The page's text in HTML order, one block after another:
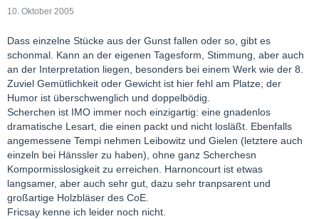
10. Oktober 2005
Dass einzelne Stücke aus der Gunst fallen oder so, gibt es
schonmal. Kann an der eigenen Tagesform, Stimmung, aber auch
an der Interpretation liegen, besonders bei einem Werk wie der 8.
Zuviel Gemütlichkeit oder Gewicht ist hier fehl am Platze; der
Humor ist überschwenglich und doppelbödig.
Scherchen ist IMO immer noch einzigartig: eine gnadenlos
dramatische Lesart, die einen packt und nicht losläßt. Ebenfalls
angemessene Tempi nehmen Leibowitz und Gielen (letztere auch
einzeln bei Hänssler zu haben), ohne ganz Scherchesn
Kompormisslosigkeit zu erreichen. Harnoncourt ist etwas
langsamer, aber auch sehr gut, dazu sehr tranpsarent und
großartige Holzbläser des CoE.
Fricsay kenne ich leider noch nicht.